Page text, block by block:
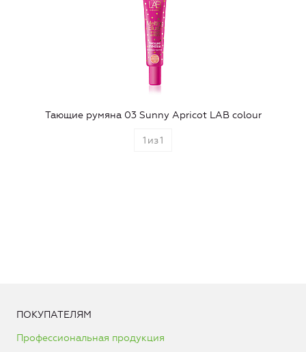
Тающие румяна 03 Sunny Apricot LAB colour
1 из1
ПОКУПАТЕЛЯМ
Профессиональная продукция